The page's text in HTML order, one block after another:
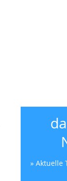
» Aktuelle